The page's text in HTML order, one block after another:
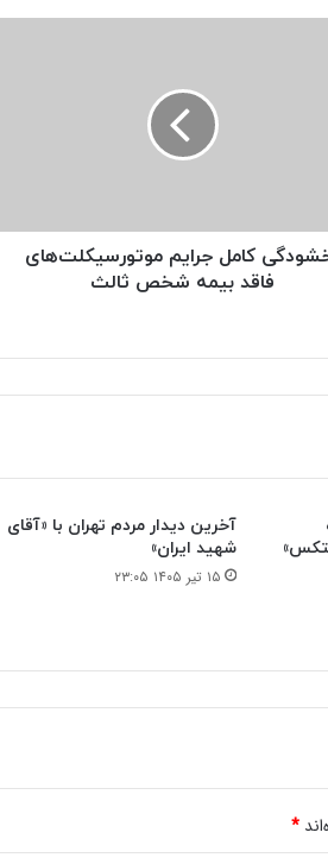
کامل جرایم موتورسیکلت‌های
فاقد بیمه شخص ثالث
آخرین دیدار مردم تهران با «آقای
شهید ایران»
۱۵ تیر ۱۴۰۵ ۲۳:۰۵
*